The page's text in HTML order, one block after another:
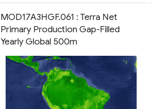
MOD17A3HGF.061 : Terra Net
Primary Production Gap-Filled
Yearly Global 500m